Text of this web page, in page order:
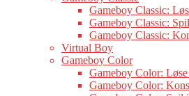
Gameboy Classic:
Gameboy Classic:
Gameboy Classic:
Virtual Boy
Gameboy Color
Gameboy Color:
Gameboy Color: